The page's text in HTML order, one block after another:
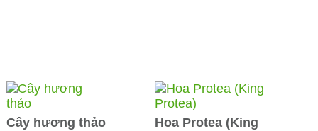
Cây hương thảo
Hoa Protea (King